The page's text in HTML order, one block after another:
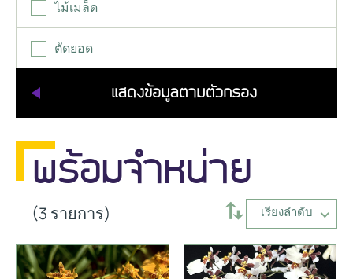
ไม้เมล็ด
ตัดยอด
พร้อมจำหน่าย
(3 รายการ) เรียงลำดับ
⥄